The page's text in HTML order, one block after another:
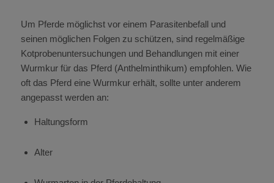
Um Pferde möglichst vor einem Parasitenbefall und
seinen möglichen Folgen zu schützen, sind regelmäßige
Kotprobenuntersuchungen und Behandlungen mit einer
Wurmkur für das Pferd (Anthelminthikum) empfohlen. Wie
oft das Pferd eine Wurmkur erhält, sollte unter anderem
angepasst werden an:
Haltungsform
Alter